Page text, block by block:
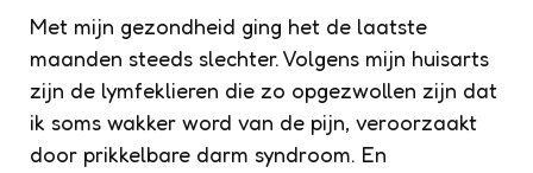
Met mijn gezondheid ging het de laatste
maanden steeds slechter. Volgens mijn huisarts
zijn de lymfeklieren die zo opgezwollen zijn dat
ik soms wakker word van de pijn, veroorzaakt
door prikkelbare darm syndroom. En